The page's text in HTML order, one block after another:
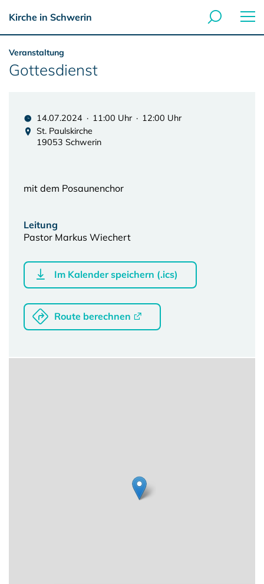
Kirche in Schwerin
Veranstaltung
Gottesdienst
14.07.2024 · 11:00 Uhr · 12:00 Uhr
St. Paulskirche
19053 Schwerin
mit dem Posaunenchor
Leitung
Pastor Markus Wiechert
Im Kalender speichern (.ics)
Route berechnen